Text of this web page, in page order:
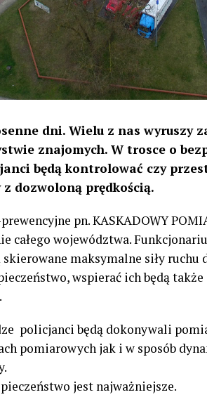
dni. Wielu z nas wyruszy
znajomych. W trosce o
będą kontrolować czy
dozwoloną prędkością.
pn. KASKADOWY
całego województwa.
maksymalne siły
wspierać ich będą
policjanci będą dokonywali
pomiarowych jak i w sposób
jest najważniejsze.